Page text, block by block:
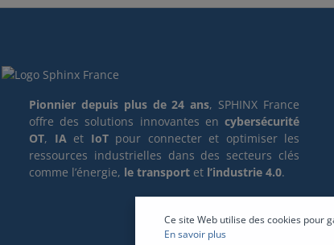
Pionnier depuis plus de 24 ans, SPHINX France
offre des solutions innovantes en cybersécurité
OT, IA et IoT pour connecter et optimiser les
ressources industrielles dans des secteurs clés
comme l’énergie, le transport et l’industrie 4.0.
Ce site Web utilise des cookies pour
En savoir plus